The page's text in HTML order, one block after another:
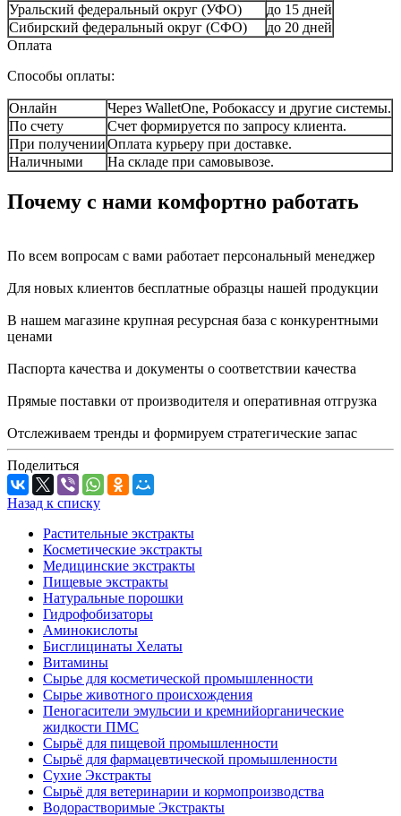
Уральский федеральный округ (УФО)
до 15 дней
Сибирский федеральный округ (СФО)
до 20 дней
Оплата
Способы оплаты:
Онлайн
Через WalletOne, Робокассу и другие системы.
По счету
Счет формируется по запросу клиента.
При полученииОплата курьеру при доставке.
Наличными
На складе при самовывозе.
Почему с нами комфортно работать
По всем вопросам с вами работает персональный менеджер
Для новых клиентов бесплатные образцы нашей продукции
В нашем магазине крупная ресурсная база с конкурентными
ценами
Паспорта качества и документы о соответствии качества
Прямые поставки от производителя и оперативная отгрузка
Отслеживаем тренды и формируем стратегические запас
Поделиться
Назад к списку
Растительные экстракты
Косметические экстракты
Медицинские экстракты
Пищевые экстракты
Натуральные порошки
Гидрофобизаторы
Аминокислоты
Бисглицинаты Хелаты
Витамины
Сырье для косметической промышленности
Сырье животного происхождения
Пеногасители эмульсии и кремнийорганические
жидкости ПМС
Сырьё для пищевой промышленности
Сырьё для фармацевтической промышленности
Сухие Экстракты
Сырьё для ветеринарии и кормопроизводства
Водорастворимые Экстракты